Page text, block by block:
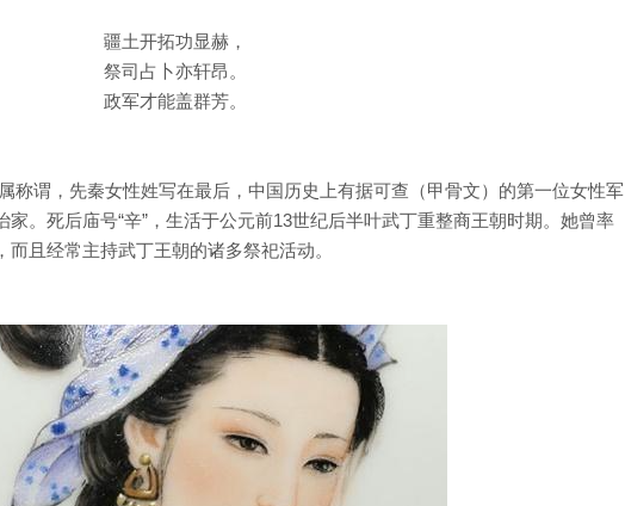
疆土开拓功显赫，
祭司占卜亦轩昂。
政军才能盖群芳。
称谓，先秦女性姓写在最后，中国历史上有据可查（甲骨文）的第一位女性军
。死后庙号“辛”，生活于公元前13世纪后半叶武丁重整商王朝时期。她曾率
且经常主持武丁王朝的诸多祭祀活动。